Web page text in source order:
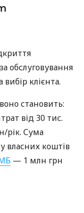
обслуговування
клієнта.
становить:
від 30 тис.
рік. Сума
власних коштів
— 1 млн грн